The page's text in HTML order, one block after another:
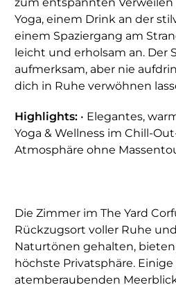
Yoga, einem Drink an der
einem Spaziergang am
leicht und erholsam an. Der
aufmerksam, aber nie
dich in Ruhe verwöhnen
Highlights: • Elegantes,
Yoga & Wellness im Chill-
Atmosphäre ohne
Die Zimmer im The Yard
Rückzugsort voller Ruhe
Naturtönen gehalten, bieten
höchste Privatsphäre.
atemberaubenden